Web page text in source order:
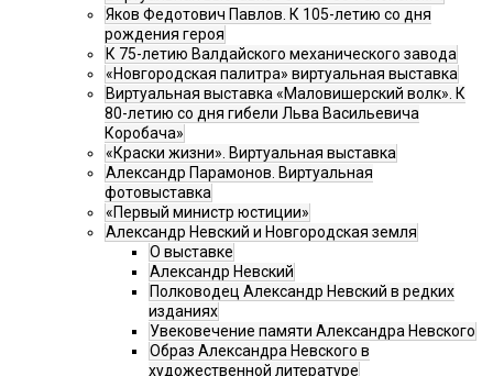
Яков Федотович Павлов. К 105-летию со дня
рождения героя
К 75-летию Валдайского механического завода
«Новгородская палитра» виртуальная выставка
Виртуальная выставка «Маловишерский волк». К
80-летию со дня гибели Льва Васильевича
Коробача»
«Краски жизни». Виртуальная выставка
Александр Парамонов. Виртуальная
фотовыставка
«Первый министр юстиции»
Александр Невский и Новгородская земля
О выставке
Александр Невский
Полководец Александр Невский в редких
изданиях
Увековечение памяти Александра Невского
Образ Александра Невского в
художественной литературе